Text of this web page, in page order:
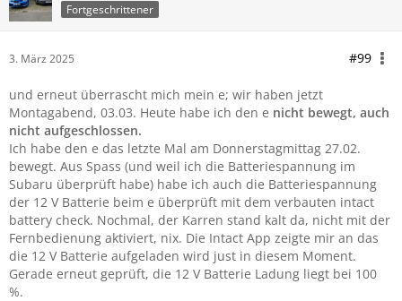
Fortgeschrittener
3. März 2025 #99
und erneut überrascht mich mein e; wir haben jetzt
Montagabend, 03.03. Heute habe ich den e nicht bewegt, auch
nicht aufgeschlossen.
Ich habe den e das letzte Mal am Donnerstagmittag 27.02.
bewegt. Aus Spass (und weil ich die Batteriespannung im
Subaru überprüft habe) habe ich auch die Batteriespannung
der 12 V Batterie beim e überprüft mit dem verbauten intact
battery check. Nochmal, der Karren stand kalt da, nicht mit der
Fernbedienung aktiviert, nix. Die Intact App zeigte mir an das
die 12 V Batterie aufgeladen wird just in diesem Moment.
Gerade erneut geprüft, die 12 V Batterie Ladung liegt bei 100
%.